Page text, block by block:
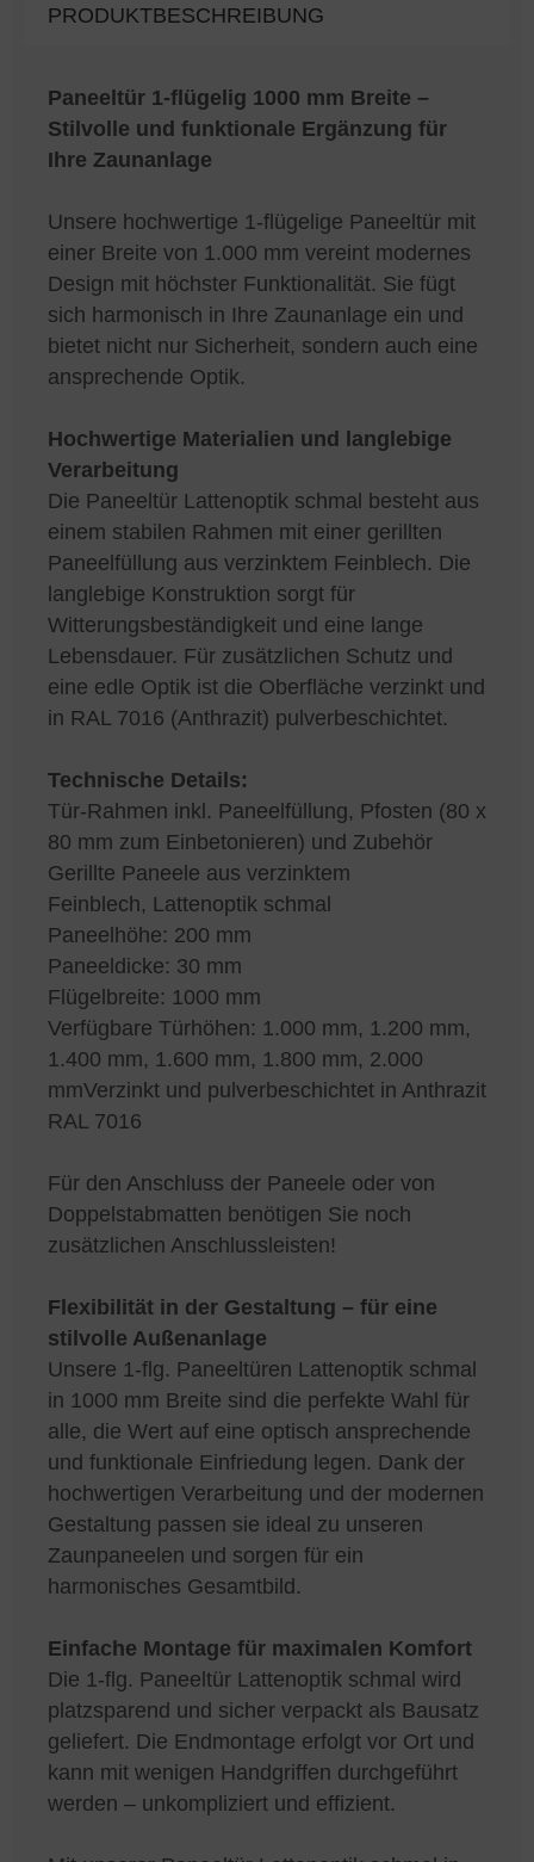
PRODUKTBESCHREIBUNG
Paneeltür 1-flügelig 1000 mm Breite –
Stilvolle und funktionale Ergänzung für
Ihre Zaunanlage
Unsere hochwertige 1-flügelige Paneeltür mit
einer Breite von 1.000 mm vereint modernes
Design mit höchster Funktionalität. Sie fügt
sich harmonisch in Ihre Zaunanlage ein und
bietet nicht nur Sicherheit, sondern auch eine
ansprechende Optik.
Hochwertige Materialien und langlebige
Verarbeitung
Die Paneeltür Lattenoptik schmal besteht aus
einem stabilen Rahmen mit einer gerillten
Paneelfüllung aus verzinktem Feinblech. Die
langlebige Konstruktion sorgt für
Witterungsbeständigkeit und eine lange
Lebensdauer. Für zusätzlichen Schutz und
eine edle Optik ist die Oberfläche verzinkt und
in RAL 7016 (Anthrazit) pulverbeschichtet.
Technische Details:
Tür-Rahmen inkl. Paneelfüllung, Pfosten (80 x
80 mm zum Einbetonieren) und Zubehör
Gerillte Paneele aus verzinktem
Feinblech, Lattenoptik schmal
Paneelhöhe: 200 mm
Paneeldicke: 30 mm
Flügelbreite: 1000 mm
Verfügbare Türhöhen: 1.000 mm, 1.200 mm,
1.400 mm, 1.600 mm, 1.800 mm, 2.000
mmVerzinkt und pulverbeschichtet in Anthrazit
RAL 7016
Für den Anschluss der Paneele oder von
Doppelstabmatten benötigen Sie noch
zusätzlichen Anschlussleisten!
Flexibilität in der Gestaltung – für eine
stilvolle Außenanlage
Unsere 1-flg. Paneeltüren Lattenoptik schmal
in 1000 mm Breite sind die perfekte Wahl für
alle, die Wert auf eine optisch ansprechende
und funktionale Einfriedung legen. Dank der
hochwertigen Verarbeitung und der modernen
Gestaltung passen sie ideal zu unseren
Zaunpaneelen und sorgen für ein
harmonisches Gesamtbild.
Einfache Montage für maximalen Komfort
Die 1-flg. Paneeltür Lattenoptik schmal wird
platzsparend und sicher verpackt als Bausatz
geliefert. Die Endmontage erfolgt vor Ort und
kann mit wenigen Handgriffen durchgeführt
werden – unkompliziert und effizient.